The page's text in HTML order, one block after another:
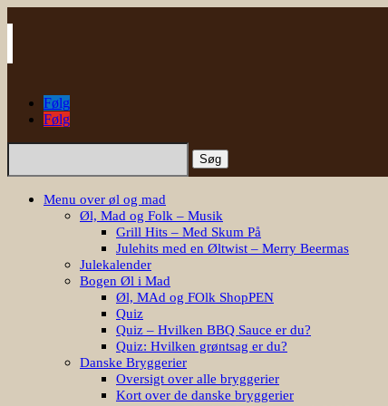
Følg
Følg
Søg
Menu over øl og mad
Øl, Mad og Folk – Musik
Grill Hits – Med Skum På
Julehits med en Øltwist – Merry Beermas
Julekalender
Bogen Øl i Mad
Øl, MAd og FOlk ShopPEN
Quiz
Quiz – Hvilken BBQ Sauce er du?
Quiz: Hvilken grøntsag er du?
Danske Bryggerier
Oversigt over alle bryggerier
Kort over de danske bryggerier